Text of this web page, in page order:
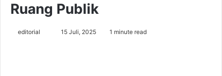
Ruang Publik
editorial
Send15 Juli, 2025 1 minute read